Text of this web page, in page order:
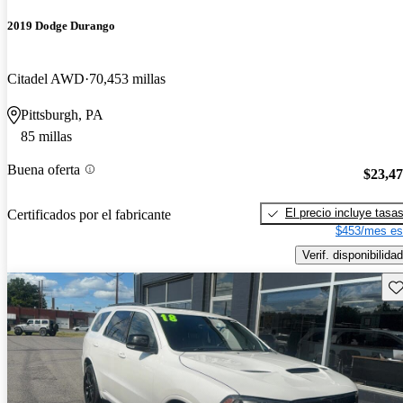
2019 Dodge Durango
Citadel AWD 70,453 millas
Pittsburgh, PA
85 millas
Buena oferta
Certificados por el fabricante
El precio incluye tasas
$453/mes
Verif. disponibilidad